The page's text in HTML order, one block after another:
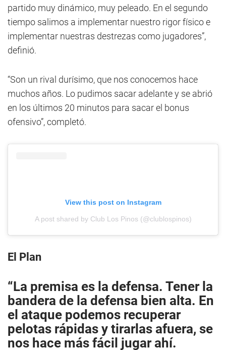
partido muy dinámico, muy peleado. En el segundo
tiempo salimos a implementar nuestro rigor físico e
implementar nuestras destrezas como jugadores”,
definió.
“Son un rival durísimo, que nos conocemos hace
muchos años. Lo pudimos sacar adelante y se abrió
en los últimos 20 minutos para sacar el bonus
ofensivo”, completó.
View this post on Instagram
A post shared by Club Los Pinos (@clublospinos)
El Plan
“La premisa es la defensa. Tener la
bandera de la defensa bien alta. En
el ataque podemos recuperar
pelotas rápidas y tirarlas afuera, se
nos hace más fácil jugar ahí.